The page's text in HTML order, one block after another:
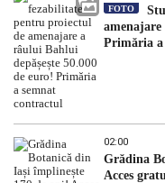
FOTO
amenajare
Primăria a
02:00
Grădina
Acces